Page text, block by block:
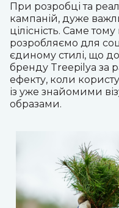
При розробці та
кампаній, дуже
цілісність. Саме
розробляємо для
єдиному стилі, що
бренду Treepilya за
ефекту, коли
із уже знайомими
образами.